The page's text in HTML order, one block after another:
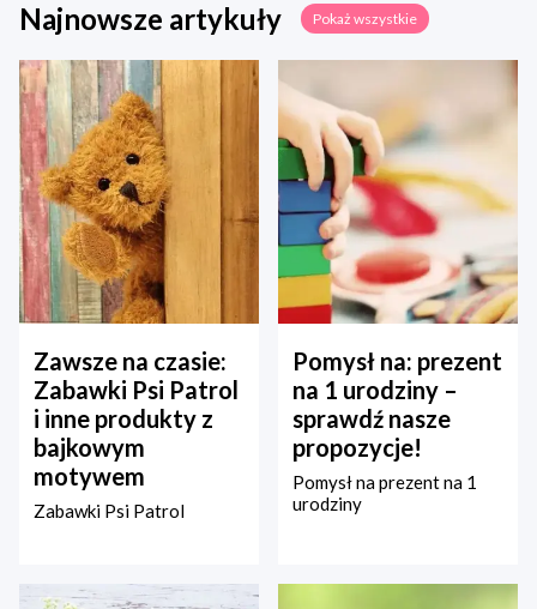
Najnowsze artykuły Pokaż wszystkie
Zawsze na czasie:
Zabawki Psi Patrol
i inne produkty z
bajkowym
motywem
Zabawki Psi Patrol
Pomysł na: prezent
na 1 urodziny –
sprawdź nasze
propozycje!
Pomysł na prezent na 1
urodziny